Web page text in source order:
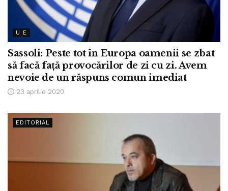
U E
Sassoli: Peste tot în Europa oamenii se zbat
să facă față provocărilor de zi cu zi. Avem
nevoie de un răspuns comun imediat
23 aprilie 2020
EDITORIAL